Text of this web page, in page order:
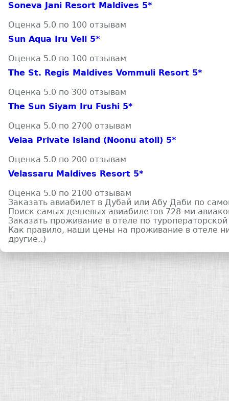
Soneva Jani Resort Maldives 5*
Оценка 5.0 по 100 отзывам
Sun Aqua Iru Veli 5*
Оценка 5.0 по 100 отзывам
The St. Regis Maldives Vommuli Resort 5*
Оценка 5.0 по 300 отзывам
The Sun Siyam Iru Fushi 5*
Оценка 5.0 по 2700 отзывам
Velaa Private Island (Noonu atoll) 5*
Оценка 5.0 по 200 отзывам
Velassaru Maldives Resort 5*
Оценка 5.0 по 2100 отзывам
Заказать авиабилет в Дубай или Абу Даби по
Поиск самых дешевых авиабилетов 728-ми
Заказать проживание в отеле по
Как правило, наши цены на проживание в отеле
другие..)